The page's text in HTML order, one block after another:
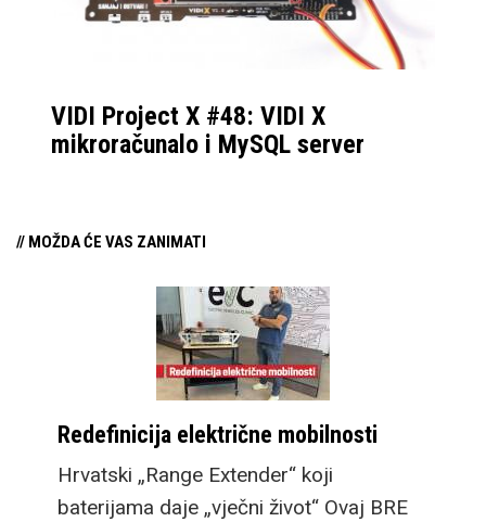
VIDI Project X #48: VIDI X
mikroračunalo i MySQL server
// MOŽDA ĆE VAS ZANIMATI
Redefinicija električne mobilnosti
Hrvatski „Range Extender“ koji
baterijama daje „vječni život“ Ovaj BRE